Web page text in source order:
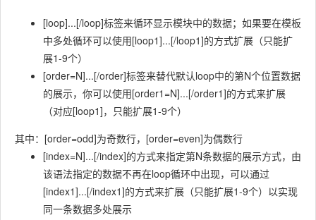
[loop]...[/loop]标签来循环显示模块中的数据；如果要在模板
中多处循环可以使用[loop1]...[/loop1]的方式扩展（只能扩
展1-9个）
[order=N]...[/order]标签来替代默认loop中的第N个位置数据
的展示，你可以使用[order1=N]...[/order1]的方式来扩展
（对应[loop1]，只能扩展1-9个）
其中：[order=odd]为奇数行，[order=even]为偶数行
[index=N]...[/index]的方式来指定第N条数据的展示方式，由
该语法指定的数据不再在loop循环中出现，可以通过
[index1]...[/index1]的方式来扩展（只能扩展1-9个）以实现
同一条数据多处展示